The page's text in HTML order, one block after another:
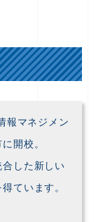
報マネジメン
開校。
した新しい
ています。